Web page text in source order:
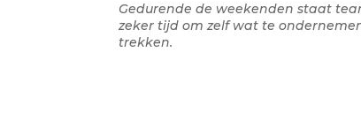
Gedurende de weekenden staat
zeker tijd om zelf wat te
trekken.